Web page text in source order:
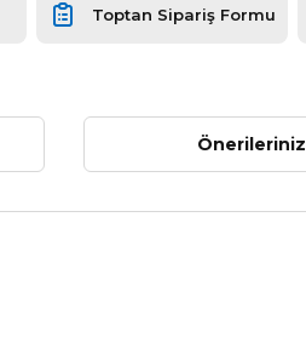
Toptan Sipariş Formu
Önerileriniz